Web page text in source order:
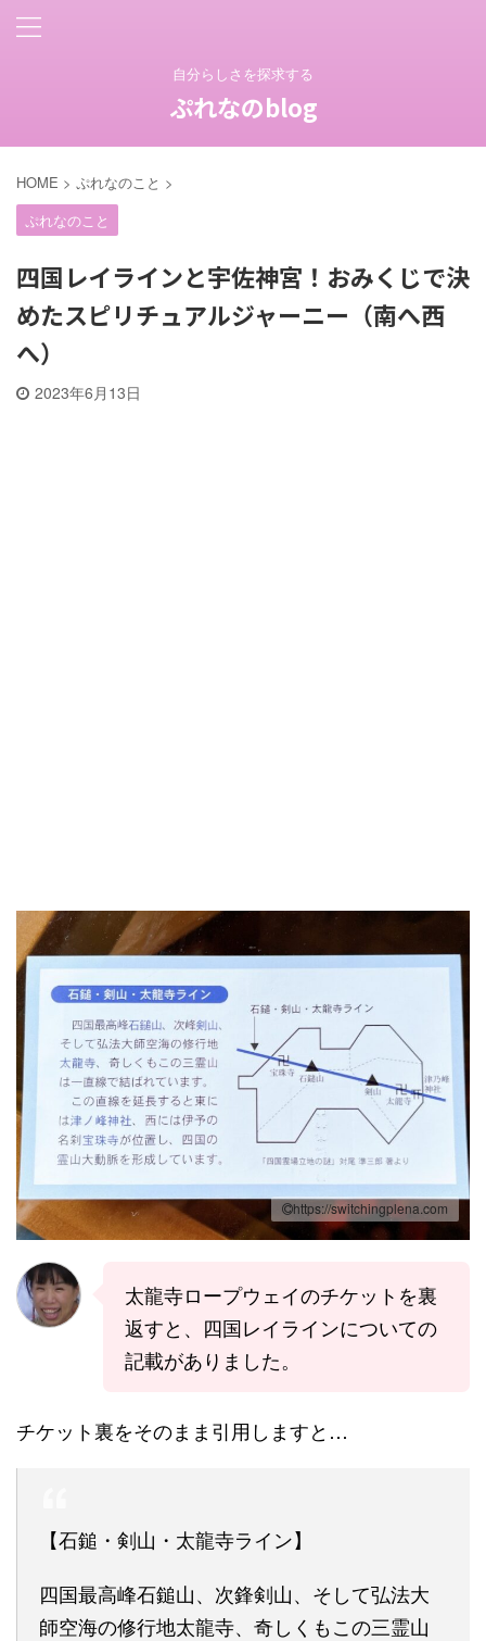
自分らしさを探求する
ぷれなのblog
HOME > ぷれなのこと >
ぷれなのこと
四国レイラインと宇佐神宮！おみくじで決
めたスピリチュアルジャーニー（南へ西
へ）
2023年6月13日
https://switchingplena.com
太龍寺ロープウェイのチケットを裏
返すと、四国レイラインについての
記載がありました。
チケット裏をそのまま引用しますと…
【石鎚・剣山・太龍寺ライン】
四国最高峰石鎚山、次鋒剣山、そして弘法大
師空海の修行地太龍寺、奇しくもこの三霊山